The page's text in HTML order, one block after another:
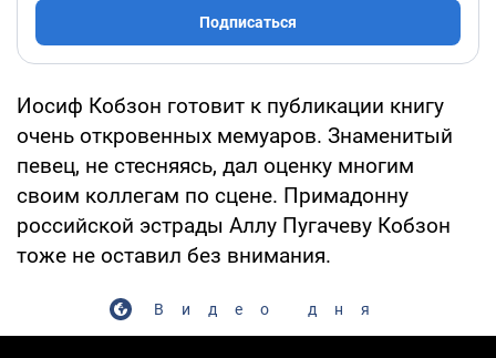
Подписаться
Иосиф Кобзон готовит к публикации книгу
очень откровенных мемуаров. Знаменитый
певец, не стесняясь, дал оценку многим
своим коллегам по сцене. Примадонну
российской эстрады Аллу Пугачеву Кобзон
тоже не оставил без внимания.
Видео дня